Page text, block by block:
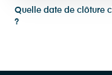
Quelle date de clôture
?